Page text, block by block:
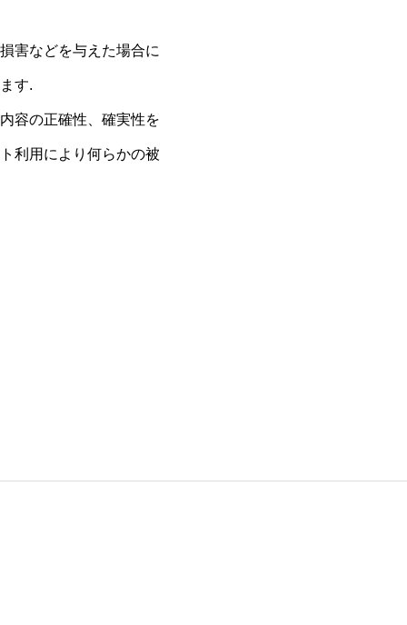
害などを与えた場合に
す.
容の正確性、確実性を
利用により何らかの被